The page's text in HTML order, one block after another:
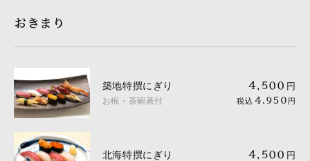
おきまり
築地特撰にぎり
お椀・茶碗蒸付
4,500 円
税込 4,950 円
北海特撰にぎり 4,500 円